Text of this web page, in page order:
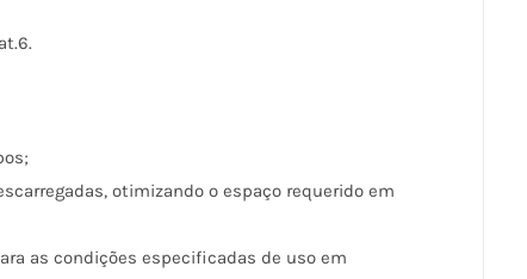
otimizando o espaço requerido em
as condições especificadas de uso em